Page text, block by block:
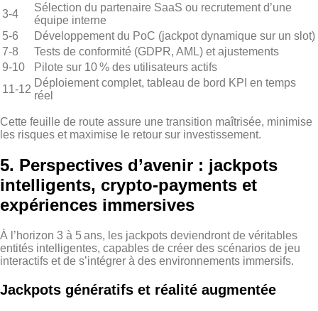
3‑4
Sélection du partenaire SaaS ou recrutement d’une
équipe interne
5‑6
Développement du PoC (jackpot dynamique sur un slot)
7‑8
Tests de conformité (GDPR, AML) et ajustements
9‑10
Pilote sur 10 % des utilisateurs actifs
11‑12
Déploiement complet, tableau de bord KPI en temps
réel
Cette feuille de route assure une transition maîtrisée, minimise
les risques et maximise le retour sur investissement.
5. Perspectives d’avenir : jackpots
intelligents, crypto‑payments et
expériences immersives
À l’horizon 3 à 5 ans, les jackpots deviendront de véritables
entités intelligentes, capables de créer des scénarios de jeu
interactifs et de s’intégrer à des environnements immersifs.
Jackpots génératifs et réalité augmentée